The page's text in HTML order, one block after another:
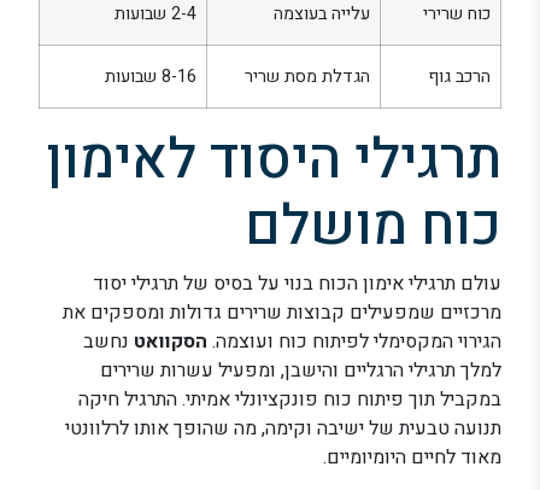
כוח שרירי עלייה בעוצמה 2-4 שבועות
הרכב גוף הגדלת מסת שריר 8-16 שבועות
תרגילי היסוד לאימון
כוח מושלם
עולם תרגילי אימון הכוח בנוי על בסיס של תרגילי יסוד
מרכזיים שמפעילים קבוצות שרירים גדולות ומספקים את
הגירוי המקסימלי לפיתוח כוח ועוצמה. הסקוואט נחשב
למלך תרגילי הרגליים והישבן, ומפעיל עשרות שרירים
במקביל תוך פיתוח כוח פונקציונלי אמיתי. התרגיל חיקה
תנועה טבעית של ישיבה וקימה, מה שהופך אותו לרלוונטי
מאוד לחיים היומיומיים.